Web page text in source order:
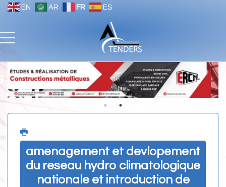
EN AR FR ES
amenagement et devlopement
du reseau hydro climatologique
nationale et introduction de